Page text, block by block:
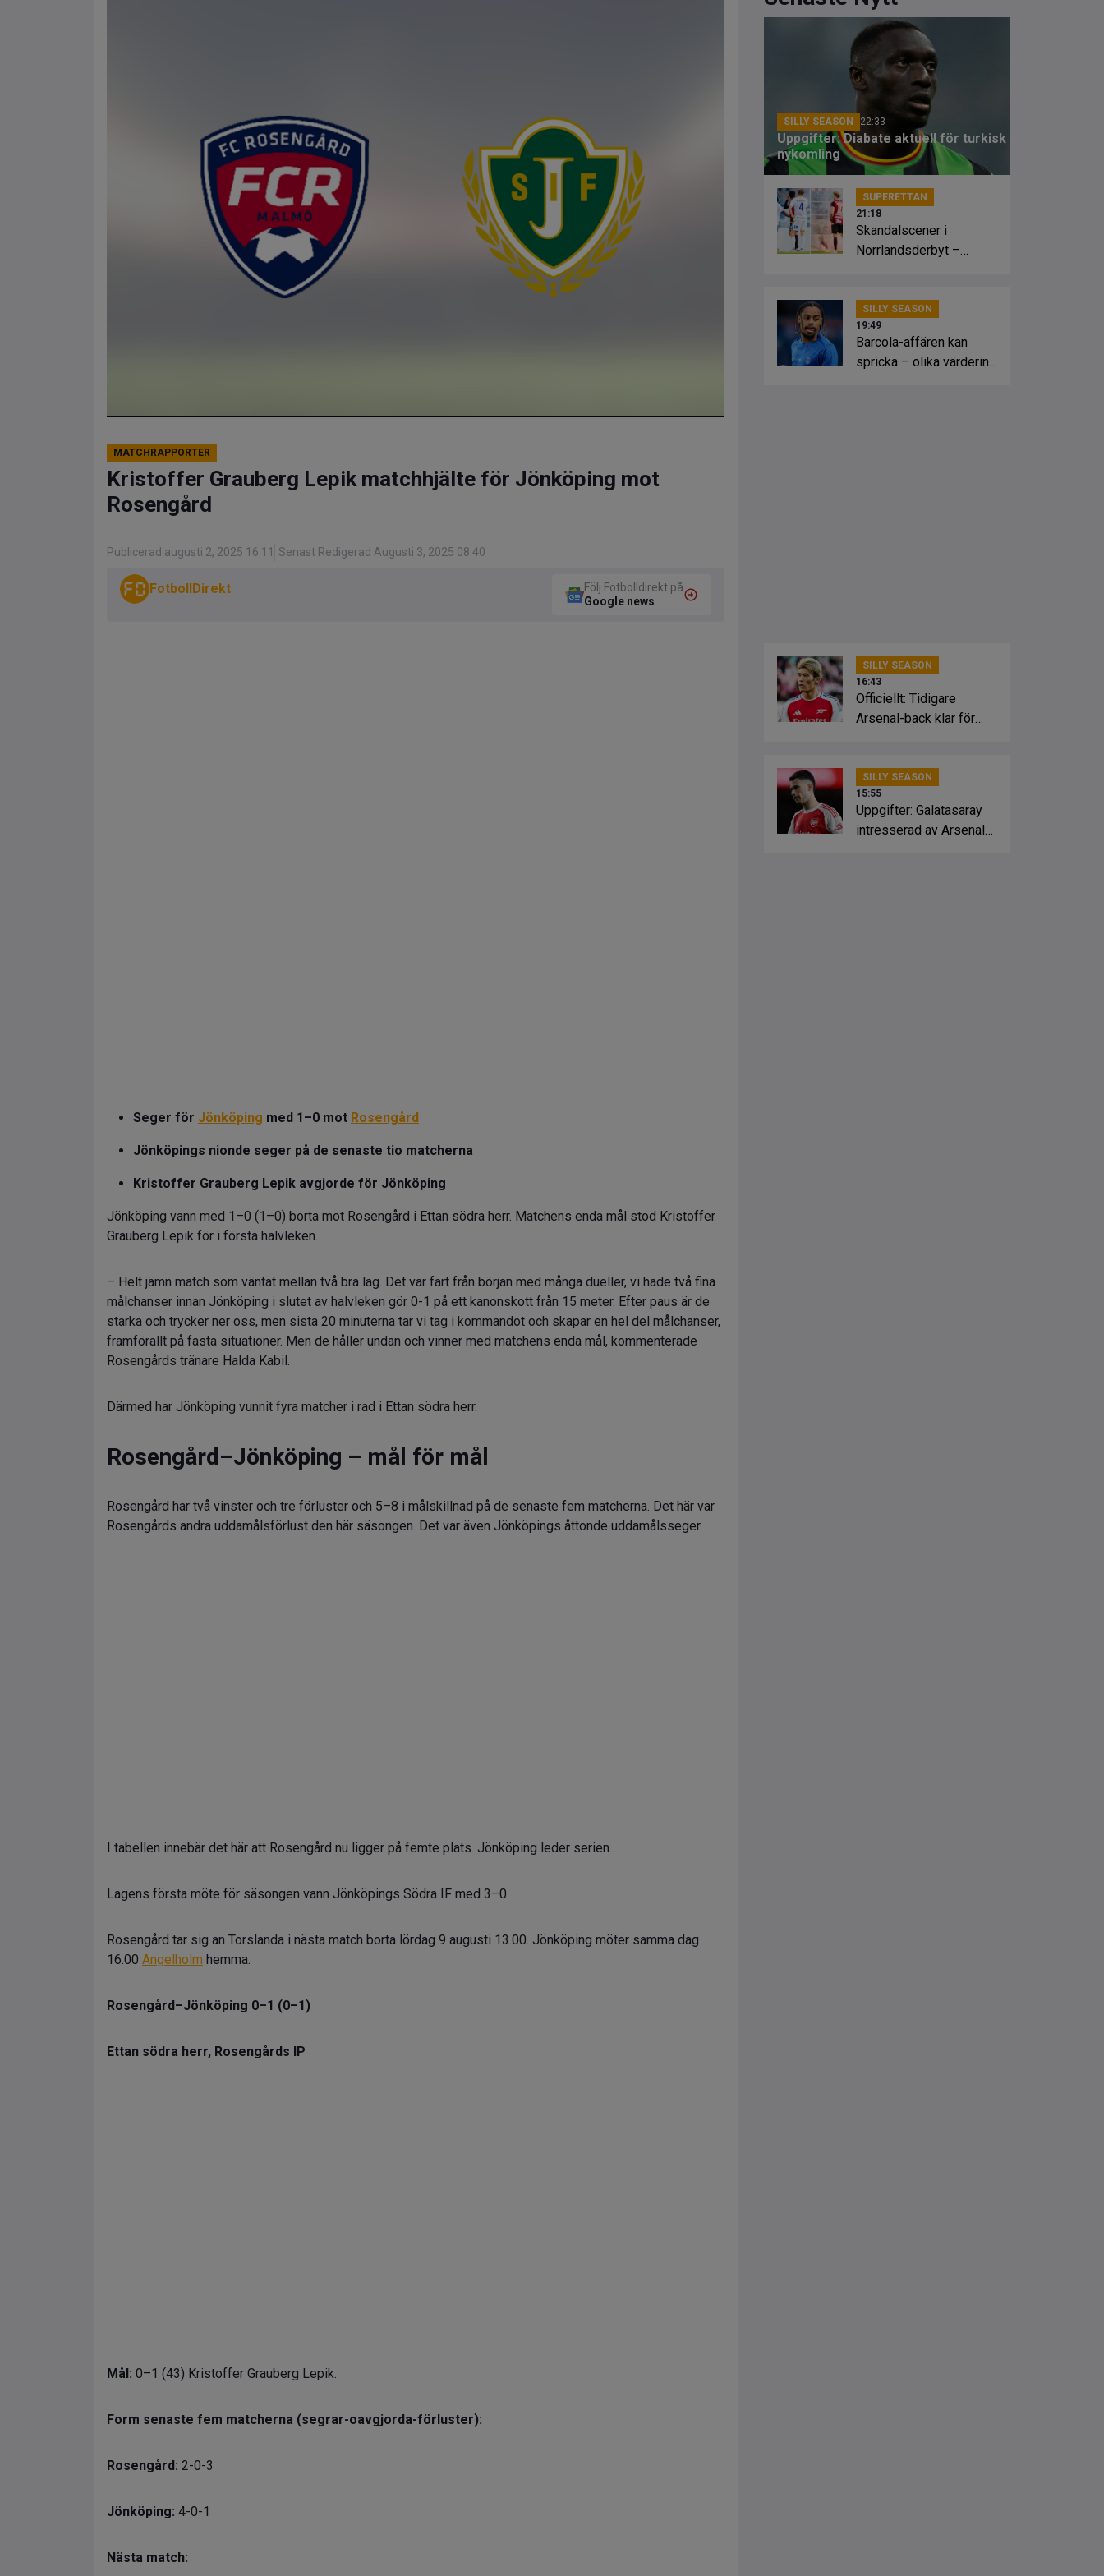
MATCHRAPPORTER
Kristoffer Grauberg Lepik matchhjälte för Jönköping mot
Rosengård
Publicerad augusti 2, 2025 16:11 Senast Redigerad Augusti 3, 2025 08:40
FotbollDirekt
Följ Fotbolldirekt på
Google news
Seger för Jönköping med 1–0 mot Rosengård
Jönköpings nionde seger på de senaste tio matcherna
Kristoffer Grauberg Lepik avgjorde för Jönköping
Jönköping vann med 1–0 (1–0) borta mot Rosengård i Ettan södra herr. Matchens enda mål stod Kristoffer
Grauberg Lepik för i första halvleken.
– Helt jämn match som väntat mellan två bra lag. Det var fart från början med många dueller, vi hade två fina
målchanser innan Jönköping i slutet av halvleken gör 0-1 på ett kanonskott från 15 meter. Efter paus är de
starka och trycker ner oss, men sista 20 minuterna tar vi tag i kommandot och skapar en hel del målchanser,
framförallt på fasta situationer. Men de håller undan och vinner med matchens enda mål, kommenterade
Rosengårds tränare Halda Kabil.
Därmed har Jönköping vunnit fyra matcher i rad i Ettan södra herr.
Rosengård–Jönköping – mål för mål
Rosengård har två vinster och tre förluster och 5–8 i målskillnad på de senaste fem matcherna. Det här var
Rosengårds andra uddamålsförlust den här säsongen. Det var även Jönköpings åttonde uddamålsseger.
I tabellen innebär det här att Rosengård nu ligger på femte plats. Jönköping leder serien.
Lagens första möte för säsongen vann Jönköpings Södra IF med 3–0.
Rosengård tar sig an Torslanda i nästa match borta lördag 9 augusti 13.00. Jönköping möter samma dag
16.00 Ängelholm hemma.
Rosengård–Jönköping 0–1 (0–1)
Ettan södra herr, Rosengårds IP
Mål: 0–1 (43) Kristoffer Grauberg Lepik.
Form senaste fem matcherna (segrar-oavgjorda-förluster):
Rosengård: 2-0-3
Jönköping: 4-0-1
Nästa match:
SILLY SEASON 22:33
Uppgifter: Diabate aktuell för turkisk
nykomling
SUPERETTAN
21:18
Skandalscener i
Norrlandsderbyt –
SILLY SEASON
19:49
Barcola-affären kan
spricka – olika värdering
SILLY SEASON
16:43
Officiellt: Tidigare
Arsenal-back klar för
SILLY SEASON
15:55
Uppgifter: Galatasaray
intresserad av Arsenal-